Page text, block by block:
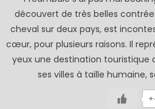
découvert de très belles
cheval sur deux pays, est
cœur, pour plusieurs raisons. Il
yeux une destination touristique
ses villes à taille humaine,